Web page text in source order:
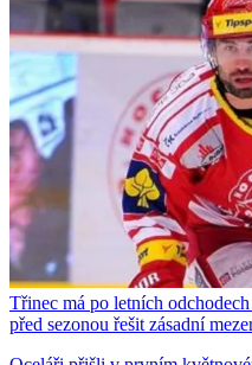
Třinec má po letních
před sezonou řešit zásadní